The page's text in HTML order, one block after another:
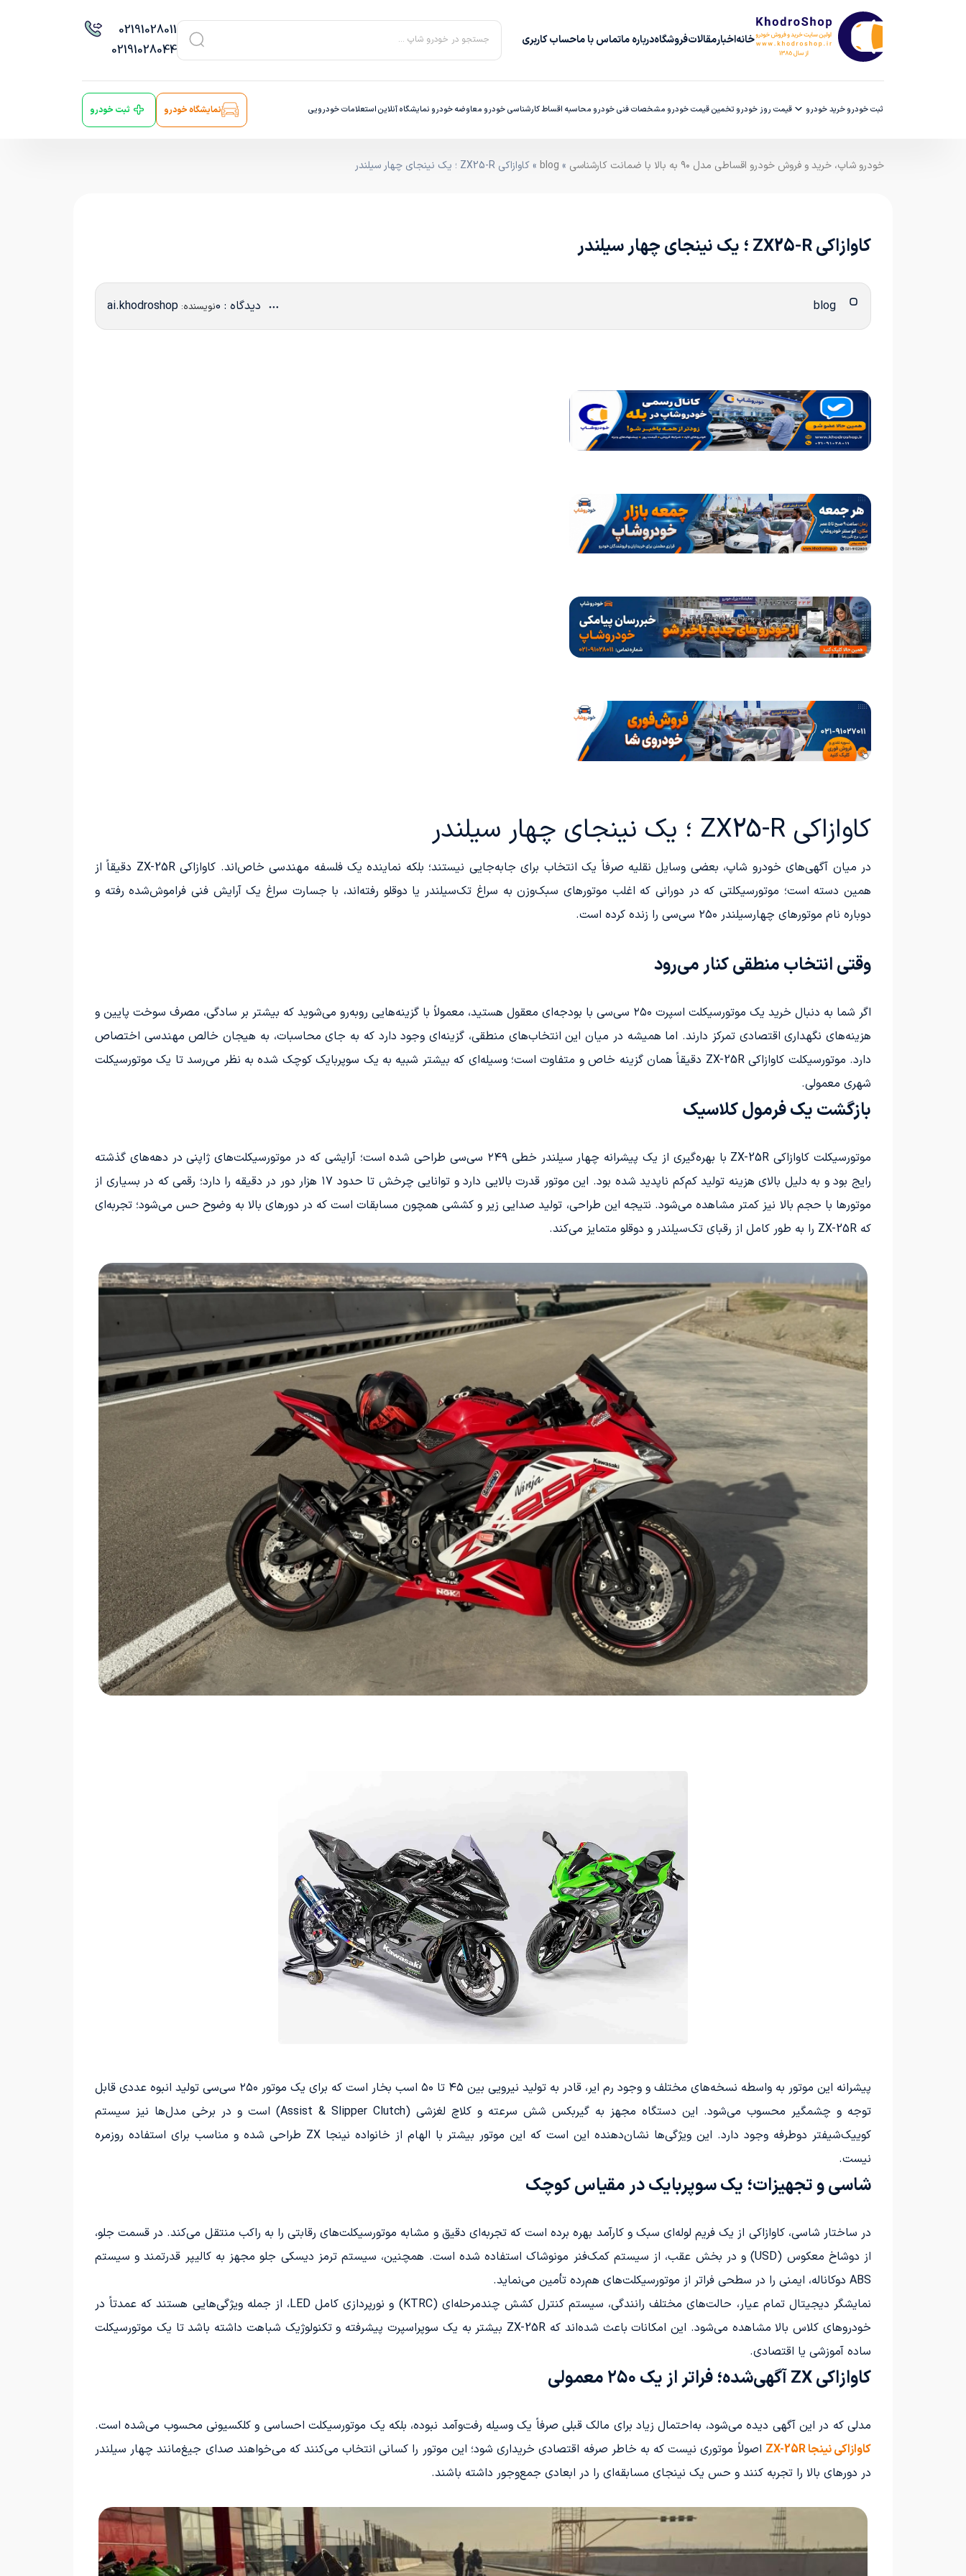
خانهاخبارمقالاتفروشگاهدرباره‌ ماتماس با ماحساب کاربری جستجو در خودرو شاپ ...
02191028011
02191028044
ثبت خودروخرید خودرو قیمت روز خودرو تخمین قیمت خودرو مشخصات فنی خودرو محاسبه اقساطکارشناسی خودرو معاوضه خودرو نمایشگاه آنلایناستعلامات خودرویی نمایشگاه خودرو ثبت خودرو
خودرو شاپ، خرید و فروش خودرو اقساطی مدل ۹۰ به بالا با ضمانت کارشناسی »
blog » کاوازاکی ZX25-R ؛ یک نینجای چهار سیلندر
کاوازاکی ZX25-R ؛ یک نینجای چهار سیلندر
دیدگاه : 0 نویسنده: ai.khodroshop
کاوازاکی ZX25-R ؛ یک نینجای چهار سیلندر
در میان آگهی‌های خودرو شاپ، بعضی وسایل نقلیه صرفاً یک انتخاب برای جابه‌جایی نیستند؛ بلکه نماینده‌ یک فلسفه مهندسی خاص‌اند. کاوازاکی ZX-25R دقیقاً از
همین دسته است؛ موتورسیکلتی که در دورانی که اغلب موتورهای سبک‌وزن به سراغ تک‌سیلندر یا دوقلو رفته‌اند، با جسارت سراغ یک آرایش فنی فراموش‌شده رفته و
دوباره نام موتورهای چهارسیلندر ۲۵۰ سی‌سی را زنده کرده است.
وقتی انتخاب منطقی کنار می‌رود
اگر شما به دنبال خرید یک موتورسیکلت اسپرت ۲۵۰ سی‌سی با بودجه‌ای معقول هستید، معمولاً با گزینه‌هایی روبه‌رو می‌شوید که بیشتر بر سادگی، مصرف سوخت پایین و
هزینه‌های نگهداری اقتصادی تمرکز دارند. اما همیشه در میان این انتخاب‌های منطقی، گزینه‌ای وجود دارد که به جای محاسبات، به هیجان خالص مهندسی اختصاص
دارد. موتورسیکلت کاوازاکی ZX-25R دقیقاً همان گزینه خاص و متفاوت است؛ وسیله‌ای که بیشتر شبیه به یک سوپربایک کوچک شده به نظر می‌رسد تا یک موتورسیکلت
شهری معمولی.
بازگشت یک فرمول کلاسیک
موتورسیکلت کاوازاکی ZX-25R با بهره‌گیری از یک پیشرانه چهار سیلندر خطی ۲۴۹ سی‌سی طراحی شده است؛ آرایشی که در موتورسیکلت‌های ژاپنی در دهه‌های گذشته
رایج بود و به دلیل بالای هزینه تولید کم‌کم ناپدید شده بود. این موتور قدرت بالایی دارد و توانایی چرخش تا حدود ۱۷ هزار دور در دقیقه را دارد؛ رقمی که در بسیاری از
موتورها با حجم بالا نیز کمتر مشاهده می‌شود. نتیجه این طراحی، تولید صدایی زیر و کششی همچون مسابقات است که در دورهای بالا به وضوح حس می‌شود؛ تجربه‌ای
که ZX-25R را به طور کامل از رقبای تک‌سیلندر و دوقلو متمایز می‌کند.
پیشرانه این موتور به واسطه نسخه‌های مختلف و وجود رم‌ ایر، قادر به تولید نیرویی بین ۴۵ تا ۵۰ اسب‌ بخار است که برای یک موتور ۲۵۰ سی‌سی تولید انبوه عددی قابل
توجه و چشمگیر محسوب می‌شود. این دستگاه مجهز به گیربکس شش سرعته و کلاچ لغزشی (Assist & Slipper Clutch) است و در برخی مدل‌ها نیز سیستم
کوییک‌شیفتر دوطرفه وجود دارد. این ویژگی‌ها نشان‌دهنده این است که این موتور بیشتر با الهام از خانواده نینجا ZX طراحی شده و مناسب برای استفاده روزمره
نیست.
شاسی و تجهیزات؛ یک سوپربایک در مقیاس کوچک
در ساختار شاسی، کاوازاکی از یک فریم لوله‌ای سبک و کارآمد بهره برده است که تجربه‌ای دقیق و مشابه موتورسیکلت‌های رقابتی را به راکب منتقل می‌کند. در قسمت جلو،
از دوشاخ معکوس (USD) و در بخش عقب، از سیستم کمک‌فنر مونوشاک استفاده شده است. همچنین، سیستم ترمز دیسکی جلو مجهز به کالیپر قدرتمند و سیستم
ABS دوکاناله، ایمنی را در سطحی فراتر از موتورسیکلت‌های هم‌رده تأمین می‌نماید.
نمایشگر دیجیتال تمام عیار، حالت‌های مختلف رانندگی، سیستم کنترل کشش چندمرحله‌ای (KTRC) و نورپردازی کامل LED، از جمله ویژگی‌هایی هستند که عمدتاً در
خودروهای کلاس بالا مشاهده می‌شود. این امکانات باعث شده‌اند که ZX-25R بیشتر به یک سوپراسپرت پیشرفته و تکنولوژیک شباهت داشته باشد تا یک موتورسیکلت
ساده آموزشی یا اقتصادی.
کاوازاکی ZX آگهی‌شده؛ فراتر از یک ۲۵۰ معمولی
مدلی که در این آگهی دیده می‌شود، به‌احتمال زیاد برای مالک قبلی صرفاً یک وسیله رفت‌وآمد نبوده، بلکه یک موتورسیکلت احساسی و کلکسیونی محسوب می‌شده است.
کاوازاکی نینجا ZX-25R
اصولاً موتوری نیست که به خاطر صرفه اقتصادی خریداری شود؛ این موتور را کسانی انتخاب می‌کنند که می‌خواهند صدای جیغ‌مانند چهار سیلندر
در دورهای بالا را تجربه کنند و حس یک نینجای مسابقه‌ای را در ابعادی جمع‌وجور داشته باشند.